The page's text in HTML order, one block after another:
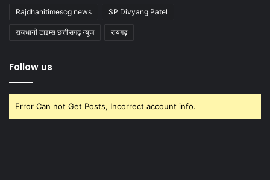
Rajdhanitimescg news SP Divyang Patel
राजधानी टाइम्स छत्तीसगढ़ न्यूज रायगढ़
Follow us
Error Can not Get Posts, Incorrect account info.